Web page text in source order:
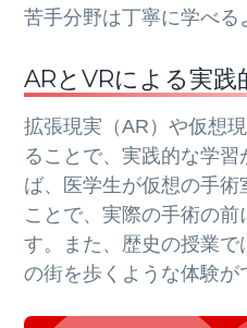
苦手分野は丁寧に学べる
ARとVRによる実践
拡張現実（AR）や仮想
ることで、実践的な学習
ば、医学生が仮想の手術
ことで、実際の手術の前
す。また、歴史の授業で
の街を歩くような体験が